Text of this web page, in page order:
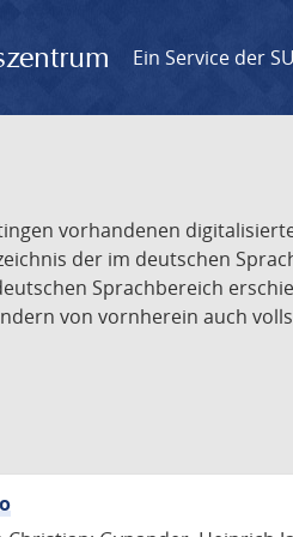
Ein Service der
vorhandenen
der im deutschen
Sprachbereich
von vornherein auch